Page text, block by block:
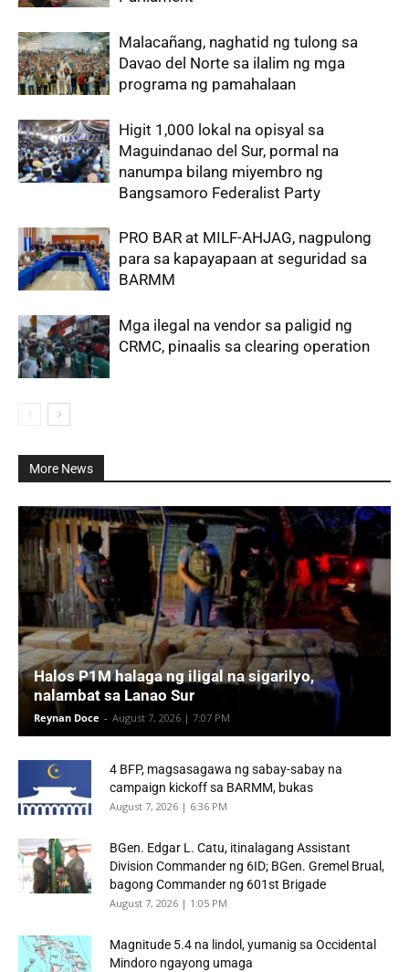
‎Malacañang, naghatid ng tulong sa
Davao del Norte sa ilalim ng mga
programa ng pamahalaan
Higit 1,000 lokal na opisyal sa
Maguindanao del Sur, pormal na
nanumpa bilang miyembro ng
Bangsamoro Federalist Party
PRO BAR at MILF-AHJAG, nagpulong
para sa kapayapaan at seguridad sa
BARMM
Mga ilegal na vendor sa paligid ng
CRMC, pinaalis sa clearing operation
More News
Halos P1M halaga ng iligal na sigarilyo,
nalambat sa Lanao Sur
Reynan Doce - August 7, 2026 | 7:07 PM
4 BFP, magsasagawa ng sabay-sabay na
campaign kickoff sa BARMM, bukas
August 7, 2026 | 6:36 PM
BGen. Edgar L. Catu, itinalagang Assistant
Division Commander ng 6ID; BGen. Gremel Brual,
bagong Commander ng 601st Brigade
August 7, 2026 | 1:05 PM
Magnitude 5.4 na lindol, yumanig sa Occidental
Mindoro ngayong umaga